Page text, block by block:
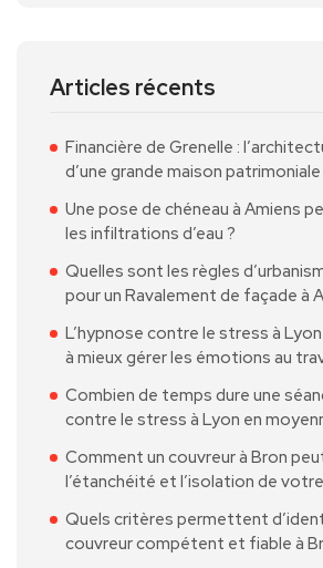
Articles récents
Financière de Grenelle :
d’une grande maison patrimoniale
Une pose de chéneau à Amiens
les infiltrations d’eau ?
Quelles sont les règles
pour un Ravalement de façade à
L’hypnose contre le stress à
à mieux gérer les émotions au
Combien de temps dure une
contre le stress à Lyon en
Comment un couvreur à Bron
l’étanchéité et l’isolation de
Quels critères permettent
couvreur compétent et fiable à